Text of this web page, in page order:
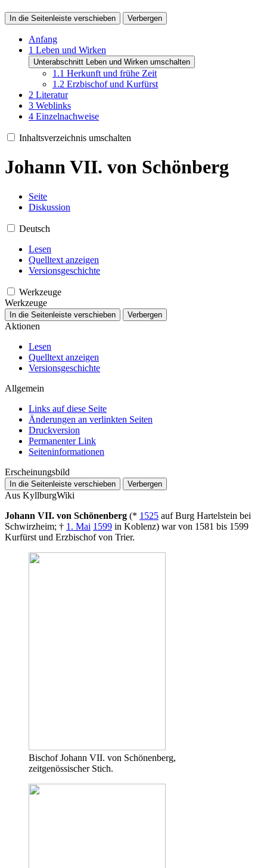
In die Seitenleiste verschieben Verbergen
Anfang
1 Leben und Wirken
Unterabschnitt Leben und Wirken umschalten
1.1 Herkunft und frühe Zeit
1.2 Erzbischof und Kurfürst
2 Literatur
3 Weblinks
4 Einzelnachweise
Inhaltsverzeichnis umschalten
Johann VII. von Schönberg
Seite
Diskussion
Deutsch
Lesen
Quelltext anzeigen
Versionsgeschichte
Werkzeuge
Werkzeuge
In die Seitenleiste verschieben Verbergen
Aktionen
Lesen
Quelltext anzeigen
Versionsgeschichte
Allgemein
Links auf diese Seite
Änderungen an verlinkten Seiten
Druckversion
Permanenter Link
Seiten­­informationen
Erscheinungsbild
In die Seitenleiste verschieben Verbergen
Aus KyllburgWiki
Johann VII. von Schönenberg (* 1525 auf Burg Hartelstein bei
Schwirzheim; † 1. Mai 1599 in Koblenz) war von 1581 bis 1599
Kurfürst und Erzbischof von Trier.
Bischof Johann VII. von Schönenberg,
zeitgenössischer Stich.